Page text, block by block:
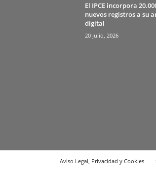
El IPCE incorpora
nuevos registros a su
digital
20 julio, 2026
Aviso Legal, Privacidad y Cookies